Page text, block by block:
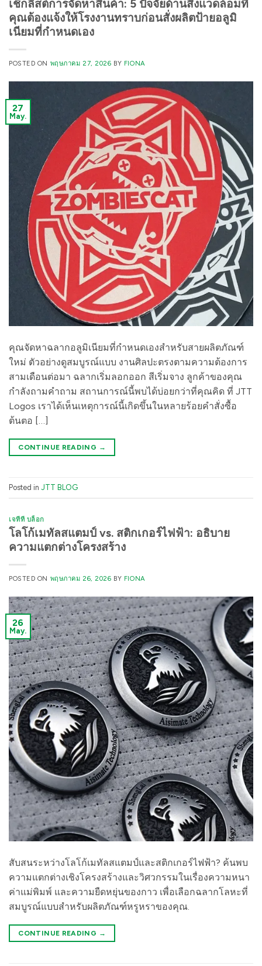
เช็กลิสต์การจัดหาสินค้า: 5 ปัจจัยด้านสิ่งแวดล้อมที่
คุณต้องแจ้งให้โรงงานทราบก่อนสั่งผลิตป้ายอลูมิ
เนียมที่กำหนดเอง
POSTED ON พฤษภาคม 27, 2026 BY FIONA
27
May.
คุณจัดหาฉลากอลูมิเนียมที่กำหนดเองสำหรับสายผลิตภัณฑ์
ใหม่ ตัวอย่างดูสมบูรณ์แบบ งานศิลปะตรงตามความต้องการ
สามเดือนต่อมา ฉลากเริ่มลอกออก สีเริ่มจาง ลูกค้าของคุณ
กำลังถามคำถาม สถานการณ์นี้พบได้บ่อยกว่าที่คุณคิด ที่ JTT
Logos เราได้เห็นเหตุการณ์นี้เกิดขึ้นในหลายร้อยคำสั่งซื้อ
ต้นตอ […]
CONTINUE READING →
Posted in JTT BLOG
เจทีที บล็อก
โลโก้เมทัลสแตมป์ vs. สติกเกอร์ไฟฟ้า: อธิบาย
ความแตกต่างโครงสร้าง
POSTED ON พฤษภาคม 26, 2026 BY FIONA
26
May.
สับสนระหว่างโลโก้เมทัลสแตมป์และสติกเกอร์ไฟฟ้า? ค้นพบ
ความแตกต่างเชิงโครงสร้างและวิศวกรรมในเรื่องความหนา
ค่าแม่พิมพ์ และความยืดหยุ่นของกาว เพื่อเลือกฉลากโลหะที่
สมบูรณ์แบบสำหรับผลิตภัณฑ์หรูหราของคุณ.
CONTINUE READING →